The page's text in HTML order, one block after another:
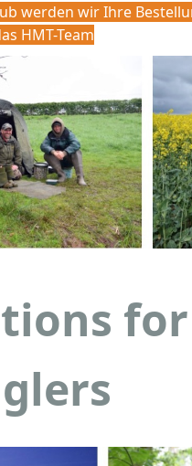
werden wir Ihre
HMT-Team